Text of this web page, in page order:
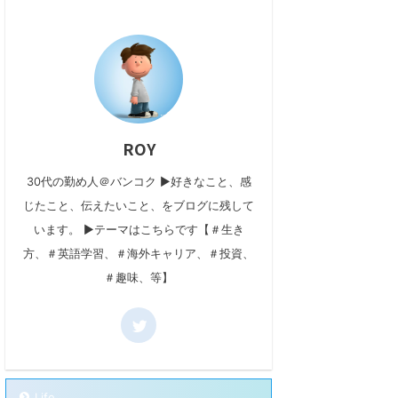
ROY
30代の勤め人＠バンコク ▶好きなこと、感
じたこと、伝えたいこと、をブログに残して
います。 ▶テーマはこちらです【＃生き
方、＃英語学習、＃海外キャリア、＃投資、
＃趣味、等】